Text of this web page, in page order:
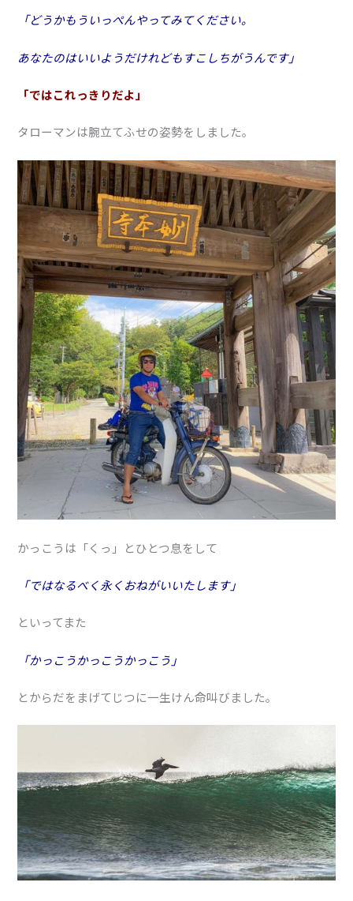
「どうかもういっぺんやってみてください。
あなたのはいいようだけれどもすこしちがうんです」
「ではこれっきりだよ」
タローマンは腕立てふせの姿勢をしました。
かっこうは「くっ」とひとつ息をして
「ではなるべく永くおねがいいたします」
といってまた
「かっこうかっこうかっこう」
とからだをまげてじつに一生けん命叫びました。